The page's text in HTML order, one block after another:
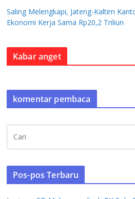
Saling Melengkapi, Jateng-Kaltim
Ekonomi Kerja Sama Rp20,2 Triliun
Kabar anget
komentar pembaca
Pos-pos Terbaru